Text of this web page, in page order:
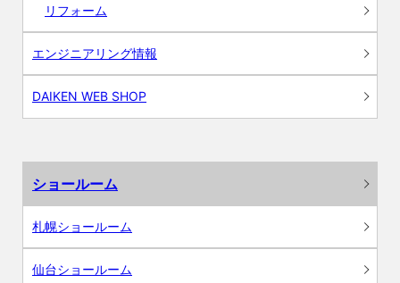
リフォーム
エンジニアリング情報
DAIKEN WEB SHOP
ショールーム
札幌ショールーム
仙台ショールーム